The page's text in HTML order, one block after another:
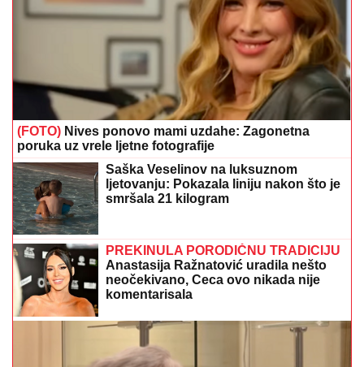
(FOTO) Nives ponovo mami uzdahe: Zagonetna
poruka uz vrele ljetne fotografije
Saška Veselinov na luksuznom
ljetovanju: Pokazala liniju nakon što je
smršala 21 kilogram
PREKINULA PORODIČNU TRADICIJU
Anastasija Ražnatović uradila nešto
neočekivano, Ceca ovo nikada nije
komentarisala